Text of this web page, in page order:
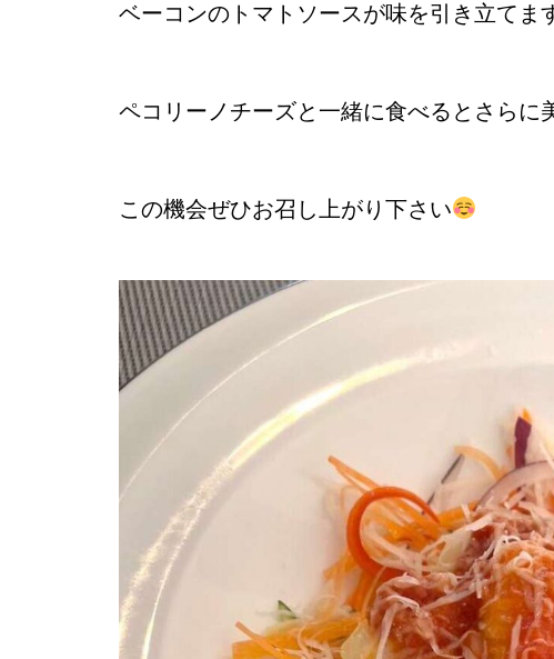
ベーコンのトマトソースが味を引き立てま
ペコリーノチーズと一緒に食べるとさらに
この機会ぜひお召し上がり下さい